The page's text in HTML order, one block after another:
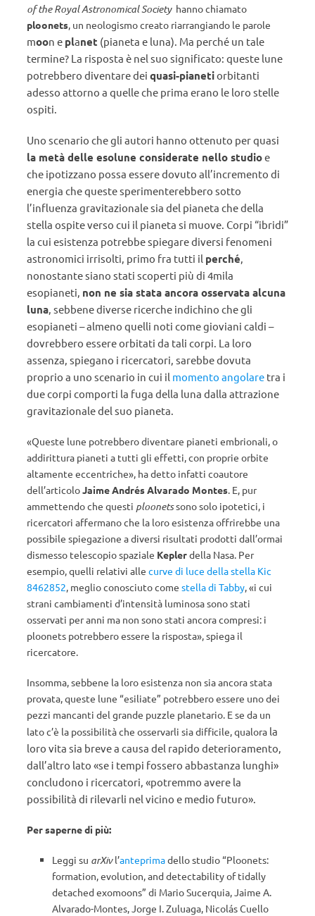
of the Royal Astronomical Society hanno chiamato
ploonets, un neologismo creato riarrangiando le parole
moon e planet (pianeta e luna). Ma perché un tale
termine? La risposta è nel suo significato: queste lune
potrebbero diventare dei quasi-pianetiorbitanti
adesso attorno a quelle che prima erano le loro stelle
ospiti.
Uno scenario che gli autori hanno ottenuto per quasi
la metà delle esolune considerate nello studioe
che ipotizzano possa essere dovuto all’incremento di
energia che queste sperimenterebbero sotto
l’influenza gravitazionale sia del pianeta che della
stella ospite verso cui il pianeta si muove. Corpi “ibridi”
la cui esistenza potrebbe spiegare diversi fenomeni
astronomici irrisolti, primo fra tutti il perché,
nonostante siano stati scoperti più di 4mila
esopianeti, non ne sia stata ancora osservata alcuna
luna, sebbene diverse ricerche indichino che gli
esopianeti – almeno quelli noti come gioviani caldi –
dovrebbero essere orbitati da tali corpi. La loro
assenza, spiegano i ricercatori, sarebbe dovuta
proprio a uno scenario in cui il momento angolare tra i
due corpi comporti la fuga della luna dalla attrazione
gravitazionale del suo pianeta.
«Queste lune potrebbero diventare pianeti embrionali, o
addirittura pianeti a tutti gli effetti, con proprie orbite
altamente eccentriche», ha detto infatti coautore
dell’articoloJaime Andrés Alvarado Montes. E, pur
ammettendo che questi ploonetssono solo ipotetici, i
ricercatori affermano che la loro esistenza offrirebbe una
possibile spiegazione a diversi risultati prodotti dall’ormai
dismesso telescopio spaziale Keplerdella Nasa. Per
esempio, quelli relativi alle curve di luce della stella Kic
8462852, meglio conosciuto come stella di Tabby, «i cui
strani cambiamenti d’intensità luminosa sono stati
osservati per anni ma non sono stati ancora compresi: i
ploonets potrebbero essere la risposta», spiega il
ricercatore.
Insomma, sebbene la loro esistenza non sia ancora stata
provata, queste lune “esiliate” potrebbero essere uno dei
pezzi mancanti del grande puzzle planetario. E se da un
lato c’è la possibilità che osservarli sia difficile, qualora la
loro vita sia brevea causa del rapido deterioramento,
dall’altro lato «se i tempi fossero abbastanza lunghi»
concludono i ricercatori, «potremmo avere la
possibilità di rilevarli nel vicino e medio futuro».
Per saperne di più:
Leggi su arXivl’anteprimadello studio “Ploonets:
formation, evolution, and detectability of tidally
detached exomoons” di Mario Sucerquia, Jaime A.
Alvarado-Montes, Jorge I. Zuluaga, Nicolás Cuello